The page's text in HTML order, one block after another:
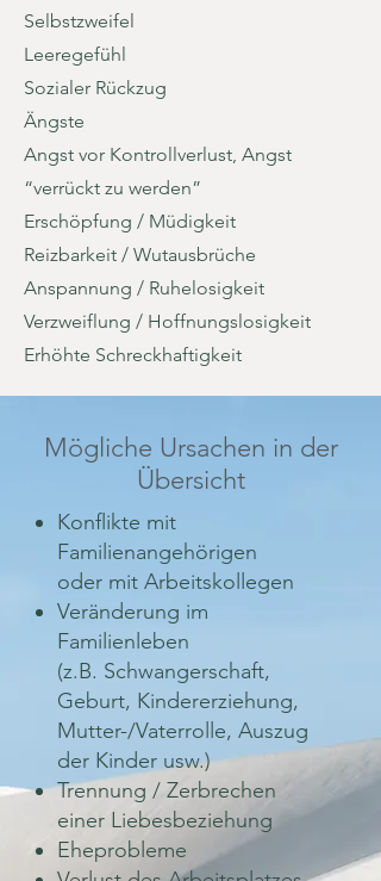
Selbstzweifel
Leeregefühl
Sozialer Rückzug
Ängste
Angst vor Kontrollverlust, Angst
“verrückt zu werden”
Erschöpfung / Müdigkeit
Reizbarkeit / Wutausbrüche
Anspannung / Ruhelosigkeit
Verzweiflung / Hoffnungslosigkeit
Erhöhte Schreckhaftigkeit
Mögliche Ursachen in der
Übersicht
Konflikte mit
Familienangehörigen
oder mit Arbeitskollegen
Veränderung im
Familienleben
(z.B. Schwangerschaft,
Geburt, Kindererziehung,
Mutter-/Vaterrolle, Auszug
der Kinder usw.)
Trennung / Zerbrechen
einer Liebesbeziehung
Eheprobleme